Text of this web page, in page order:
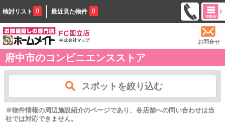
検討リスト 0 最近見た物件 0
お問合せ
府中市のコンビニエンスストア
スポットを絞り込む
※物件情報の周辺施設紹介のページであり、各店舗への問い合わせは当
社では対応できません。